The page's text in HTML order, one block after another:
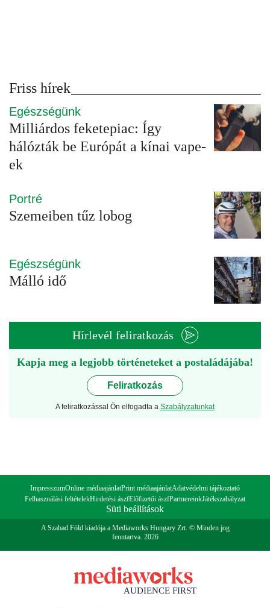
Friss hírek
Egészségünk
Milliárdos feketepiac: Így
hálózták be Európát a kínai vape-
ek
Portré
Szemeiben tűz lobog
Egészségünk
Málló idő
Hírlevél feliratkozás
Kapja meg a legjobb történeteket a postaládájába!
Feliratkozás
A feliratkozással Ön elfogadta a Szabályzatunkat
ImpresszumOnline médiaajánlatPrint médiaajánlatAdatvédelmi tájékoztató
Felhasználási feltételekHirdetési ászfElőfizetői ászfPartnereinkJátékszabályzat
Süti beállítások
A Szabad Föld kiadója a Mediaworks Hungary Zrt. © Minden jog
fenntartva. 2026